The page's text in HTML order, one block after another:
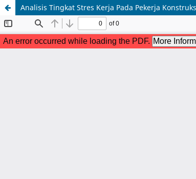
Analisis Tingkat Stres Kerja Pada Pekerja